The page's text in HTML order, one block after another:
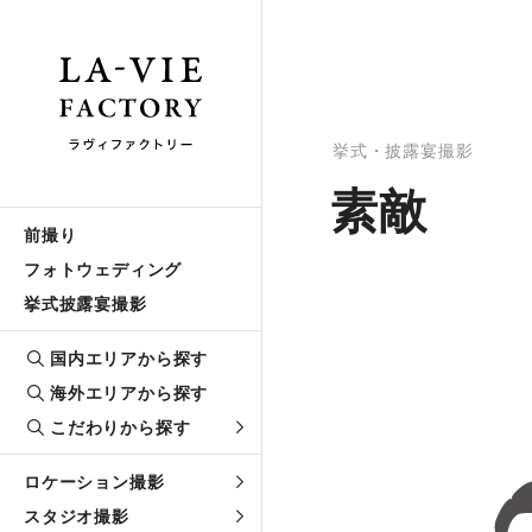
前撮り
フォトウェディング
挙式披露宴撮影
国内エリアから探す
海外エリアから探す
こだわりから探す
ロケーション撮影
スタジオ撮影
挙式・披露宴撮影
素敵